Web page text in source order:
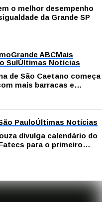
o melhor desempenho
da Grande SP
Grande ABCMais
SulÚltimas Notícias
de São Caetano começa
mais barracas e
e atrações
PauloÚltimas Notícias
divulga calendário do
para o primeiro